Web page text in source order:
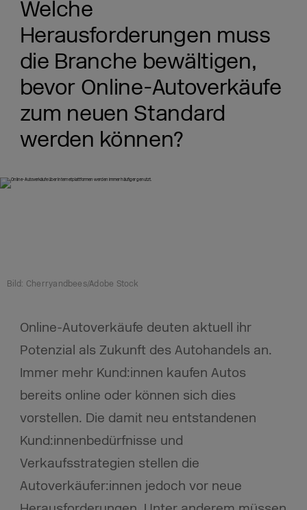
Welche
Herausforderungen muss
die Branche bewältigen,
bevor Online-Autoverkäufe
zum neuen Standard
werden können?
Bild: Cherryandbees/Adobe Stock
Online-Autoverkäufe deuten aktuell ihr
Potenzial als Zukunft des Autohandels an.
Immer mehr Kund:innen kaufen Autos
bereits online oder können sich dies
vorstellen. Die damit neu entstandenen
Kund:innenbedürfnisse und
Verkaufsstrategien stellen die
Autoverkäufer:innen jedoch vor neue